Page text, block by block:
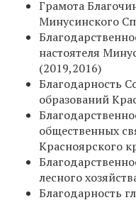
Грамота
Минусинского
настоятеля
(2019,2016)
Благодарность
образований
общественных
Красноярского
лесного
Благодарность